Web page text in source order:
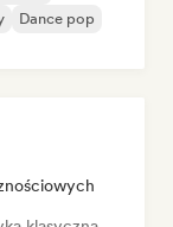
Dance pop